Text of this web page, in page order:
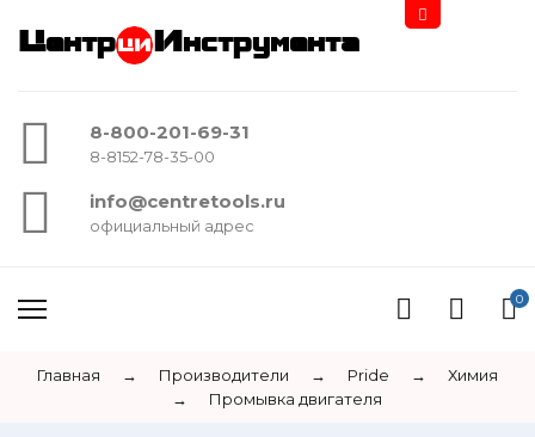
Центр Инструмента
8-800-201-69-31
8-8152-78-35-00
info@centretools.ru
официальный адрес
0
Главная → Производители → Pride →
Химия
→
Промывка двигателя